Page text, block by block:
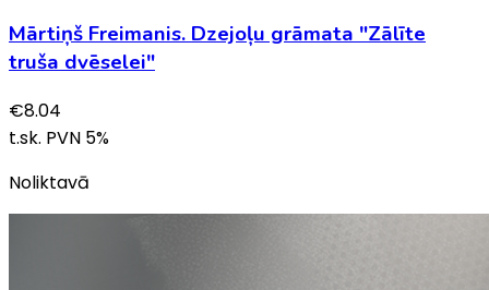
Mārtiņš Freimanis. Dzejoļu grāmata "Zālīte
truša dvēselei"
€8.04
t.sk. PVN 5%
Noliktavā